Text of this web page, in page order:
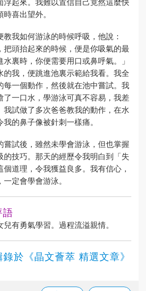
喜出望外。
教我如何游泳的時候呼吸，他說：
把頭抬起來的時候，便是你吸氣的最
裏時，你便需要用口或鼻呼氣。」
的我，便跳進池裏示範給我看。我全
每一個動作，然後就在池中嘗試。我
了一口水，學游泳可真不容易，我差
我試做了多次爸爸教我的動作，在水
的鼻子像被針刺一樣痛。
嘗試後，雖然未學會游泳，但也掌握
的技巧。那天的經歷令我明白到「失
道理，令我獲益良多。我有信心，
定會學會游泳。
有勇氣學習。過程流溢親情。
錄於 《晶文薈萃 精選文章》